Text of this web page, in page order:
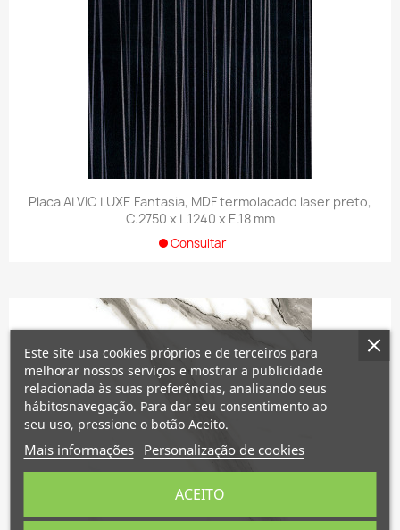
Adicionar à Lista de desejos
add_circle_outline Criar nova lista
Criar lista de desejos
Nome da lista de desejos
Criar lista de desejos
((modalTitle))
((confirmMessage))
Entrar
É necessário ter sessão iniciada para guardar
produtos na sua lista de desejos.
Cancelar
Placa ALVIC LUXE Fantasia, MDF termolacado laser preto,
C.2750 x L.1240 x E.18 mm
Consultar
Este site usa cookies próprios e de terceiros para
melhorar nossos serviços e mostrar a publicidade
relacionada às suas preferências, analisando seus
hábitosnavegação. Para dar seu consentimento ao
seu uso, pressione o botão Aceito.
Mais informações Personalização de cookies
ACEITO